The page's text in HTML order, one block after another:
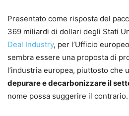
Presentato come risposta del
369 miliardi di dollari degli Stati
Deal Industry, per l’Ufficio
sembra essere una proposta di
l’industria europea, piuttosto che
depurare e decarbonizzare il
nome possa suggerire il contrario.